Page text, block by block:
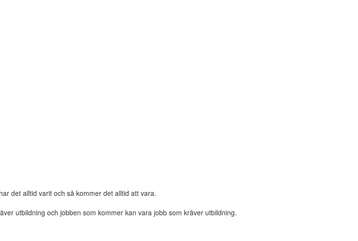
det alltid varit och så kommer det alltid att vara.
utbildning och jobben som kommer kan vara jobb som kräver utbildning.